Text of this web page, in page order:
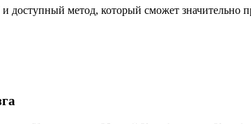
метод, который сможет значительно